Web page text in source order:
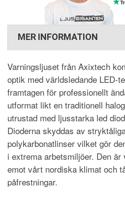
MER INFORMATION
Varningsljuset från Axixtech
optik med världsledande LED-
framtagen för professionellt
utformat likt en traditionell
utrustad med ljusstarka led
Dioderna skyddas av
polykarbonatlinser vilket gör
i extrema arbetsmiljöer. Den
emot vårt nordiska klimat och
påfrestningar.